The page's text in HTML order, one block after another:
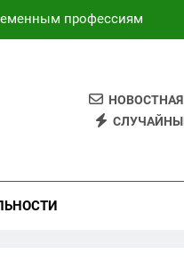
профессиям
и бумажных билетов
маршрутам
путешествий